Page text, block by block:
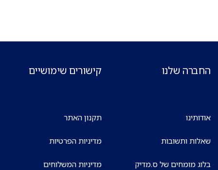
החברה שלנו
אודותינו
שאלות ותשובות
בלוג מומחים של ס.מדיק
קישורים שימושיים
תקנון האתר
מדיניות הפרטיות
מדיניות המשלוחים